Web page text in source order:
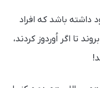
داشته باشد که افراد
تا اگر اُوردوز کردند،